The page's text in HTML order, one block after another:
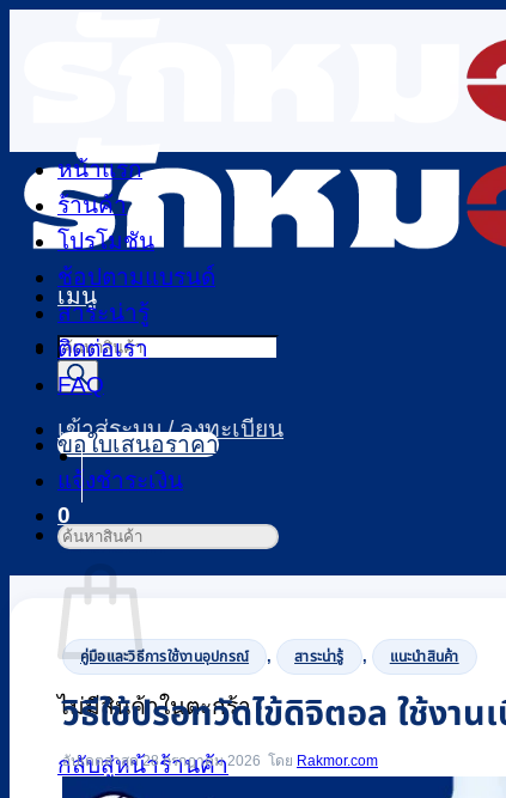
เมนู
Products
search
เข้าสู่ระบบ / ลงทะเบียน
0
ตะกร้าสินค้า
ไม่มีสินค้าในตะกร้า
กลับสู่หน้าร้านค้า
หน้าแรก
ร้านค้า
โปรโมชัน
ช้อปตามแบรนด์
สาระน่ารู้
ติดต่อเรา
FAQ
ขอใบเสนอราคา
แจ้งชำระเงิน
ค้นหา:
คู่มือและวิธีการใช้งานอุปกรณ์ , สาระน่ารู้ , แนะนำสินค้า
วิธีใช้ปรอทวัดไข้ดิจิตอล ใช้งาน
อัปเดตล่าสุด 28 กรกฎาคม 2026 Rakmor.com